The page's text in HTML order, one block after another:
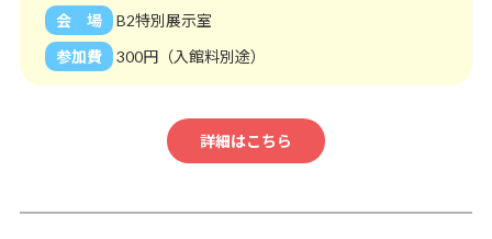
会 場
B2特別展示室
参加費
300円（入館料別途）
詳細はこちら